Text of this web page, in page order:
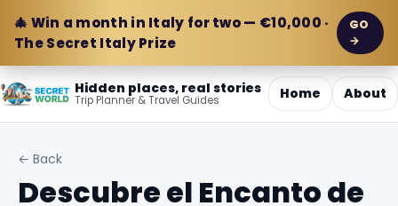
🎄 Win a month in Italy for two — €10,000 ·
The Secret Italy Prize
GO
→
Hidden places, real stories
Trip Planner & Travel Guides Home About
← Back
Descubre el Encanto de